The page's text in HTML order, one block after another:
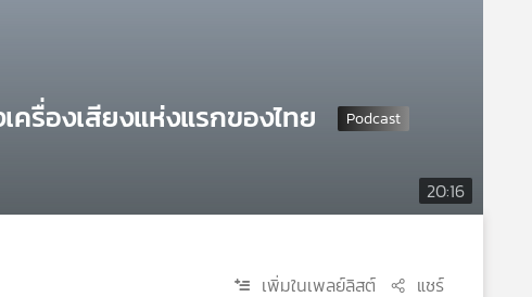
20:16
รื่องเสียงแห่งแรกของไทย
เพิ่มในเพลย์ลิสต์ แชร์